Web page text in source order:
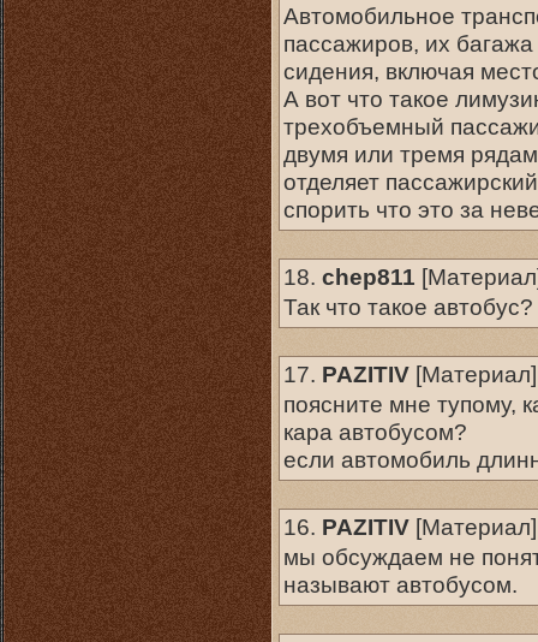
Автомобильное
пассажиров, их
сидения, включая
А вот что такое
трехобъемный
двумя или тремя
отделяет
спорить что это за
18. chep811 [Материал
Так что такое автобус?
17. PAZITIV [Материал]
поясните мне тупому,
кара автобусом?
если автомобиль
16. PAZITIV [Материал]
мы обсуждаем не
называют автобусом.